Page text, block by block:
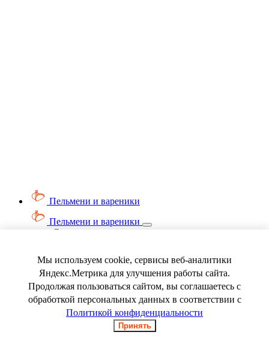
Пельмени и вареники
Пельмени и вареники
Смотреть весь раздел
Ягода замороженная
Мы используем cookie, сервисы веб-аналитики
Яндекс.Метрика для улучшения работы сайта.
Продолжая пользоваться сайтом, вы соглашаетесь с
обработкой персональных данных в соответствии с
Политикой конфиденциальности
Принять